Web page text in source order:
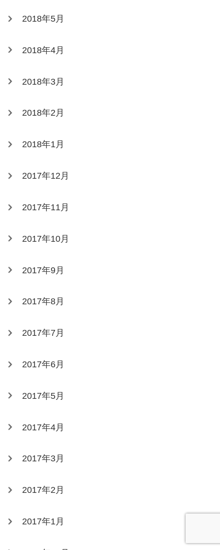
2018年5月
2018年4月
2018年3月
2018年2月
2018年1月
2017年12月
2017年11月
2017年10月
2017年9月
2017年8月
2017年7月
2017年6月
2017年5月
2017年4月
2017年3月
2017年2月
2017年1月